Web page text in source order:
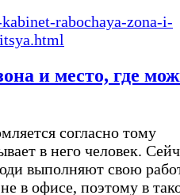
и место, где
согласно тому
в него человек.
выполняют свою
в офисе, поэтому в